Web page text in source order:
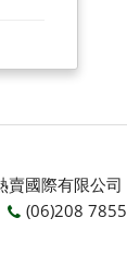
國際有限公司
(06)208 7855